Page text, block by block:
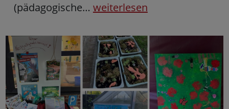
(pädagogische… weiterlesen